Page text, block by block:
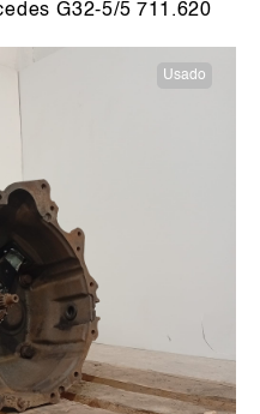
G32-5/5 711.620
Usado